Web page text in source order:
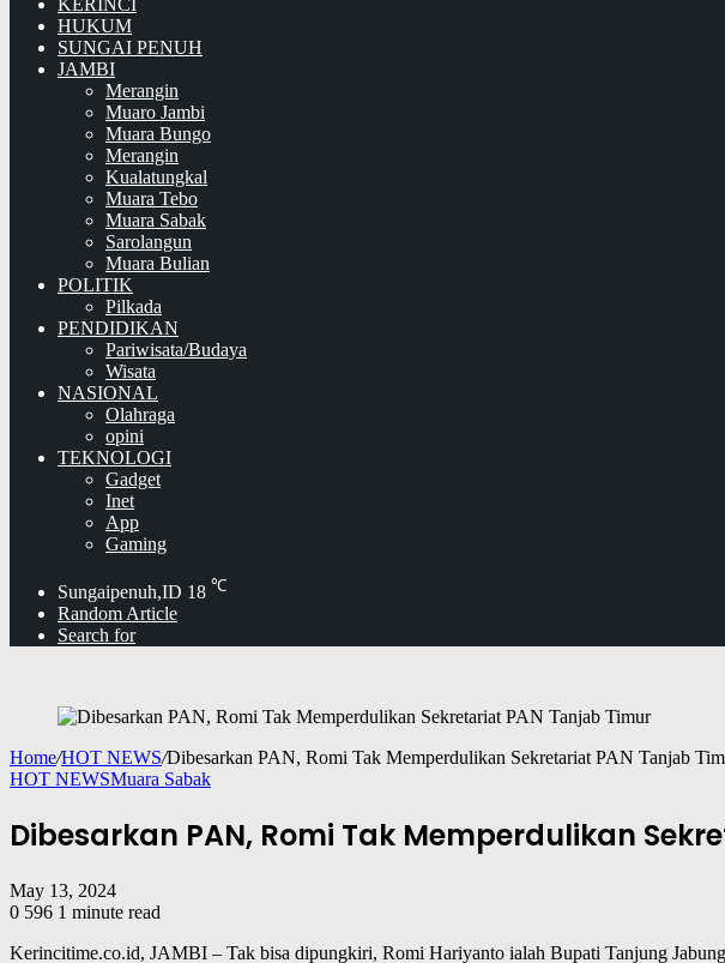
KERINCI
HUKUM
SUNGAI PENUH
JAMBI
Merangin
Muaro Jambi
Muara Bungo
Merangin
Kualatungkal
Muara Tebo
Muara Sabak
Sarolangun
Muara Bulian
POLITIK
Pilkada
PENDIDIKAN
Pariwisata/Budaya
Wisata
NASIONAL
Olahraga
opini
TEKNOLOGI
Gadget
Inet
App
Gaming
Sungaipenuh,ID 18 ℃
Random Article
Search for
Home/HOT NEWS/Dibesarkan PAN, Romi Tak Memperdulikan Sekretariat PAN Tanjab
HOT NEWSMuara Sabak
Dibesarkan PAN, Romi Tak Memperdulikan
May 13, 2024
0 596 1 minute read
Kerincitime.co.id, JAMBI – Tak bisa dipungkiri, Romi Hariyanto ialah Bupati Tanjung